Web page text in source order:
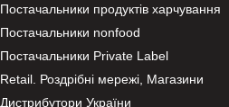
Постачальники продуктів харчування
Постачальники nonfood
Постачальники Private Label
Retail. Роздрібні мережі, Магазини
Дистрибутори України